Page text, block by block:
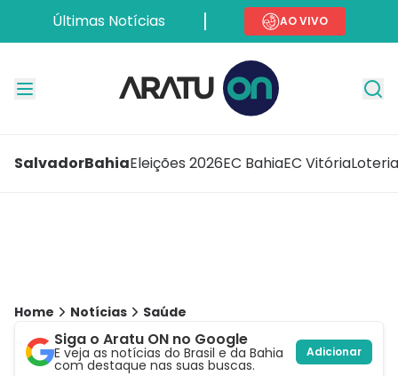
Últimas Notícias AO VIVO
SalvadorBahiaEleições 2026EC BahiaEC Vitória
Home Notícias Saúde
Siga o Aratu ON no Google
E veja as notícias do Brasil e da Bahia
com destaque nas suas buscas.
Adicionar